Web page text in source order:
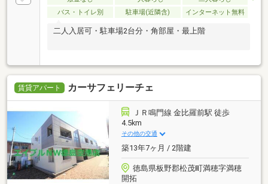
バス・トイレ別
駐車場(近隣含) インターネット無料
二人入居可・駐車場2台分・角部屋・最上階
賃貸アパート カーサフェリーチェ
ＪＲ鳴門線 金比羅前駅 徒歩
4.5km
その他の交通
築13年7ヶ月 / 2階建
徳島県板野郡松茂町満穂字満穂
開拓